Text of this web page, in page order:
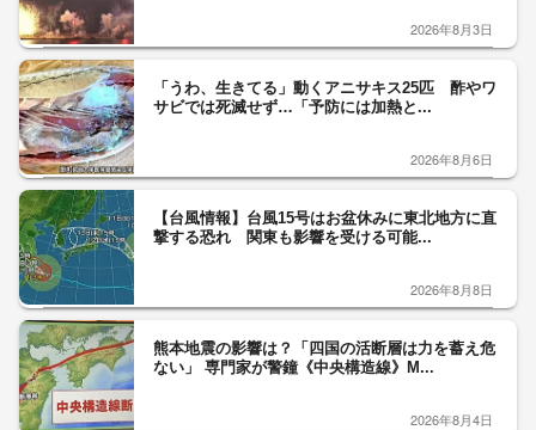
2026年8月3日
「うわ、生きてる」動くアニサキス25匹 酢やワ
サビでは死滅せず…「予防には加熱と...
2026年8月6日
【台風情報】台風15号はお盆休みに東北地方に直
撃する恐れ 関東も影響を受ける可能...
2026年8月8日
熊本地震の影響は？「四国の活断層は力を蓄え危
ない」 専門家が警鐘《中央構造線》M...
2026年8月4日